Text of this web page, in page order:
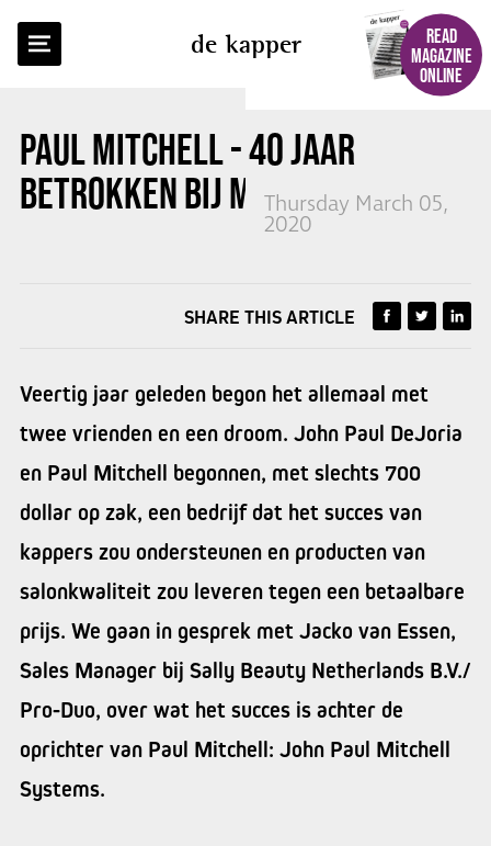
de kapper
READ
MAGAZINE
ONLINE
PAUL MITCHELL - 40 JAAR
BETROKKEN BIJ MENS EN NATUUR
Thursday March 05,
2020
BACK TO OVERVIEW
SHARE THIS ARTICLE
Veertig jaar geleden begon het allemaal met
twee vrienden en een droom. John Paul DeJoria
en Paul Mitchell begonnen, met slechts 700
dollar op zak, een bedrijf dat het succes van
kappers zou ondersteunen en producten van
salonkwaliteit zou leveren tegen een betaalbare
prijs. We gaan in gesprek met Jacko van Essen,
Sales Manager bij Sally Beauty Netherlands B.V./
Pro-Duo, over wat het succes is achter de
oprichter van Paul Mitchell: John Paul Mitchell
Systems.